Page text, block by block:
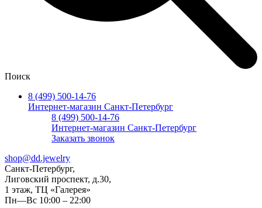
Поиск
8 (499) 500-14-76
Интернет-магазин Санкт-Петербург
8 (499) 500-14-76
Интернет-магазин Санкт-Петербург
Заказать звонок
shop@dd.jewelry
Санкт-Петербург,
Лиговский проспект, д.30,
1 этаж, ТЦ «Галерея»
Пн—Вс 10:00 – 22:00